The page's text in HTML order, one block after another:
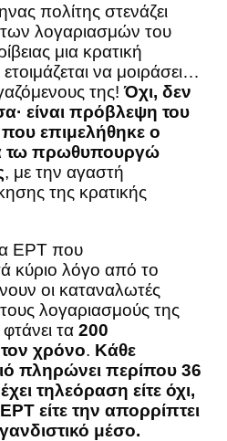
πολίτης στενάζει
λογαριασμών του
μια κρατική
να μοιράσει…
της!Όχι, δεν
είναι πρόβλεψη του
επιμελήθηκε ο
τω πρωθυπουργώ
, με την αγαστή
της κρατικής
ΕΡΤ που
κύριο λόγο από το
οι καταναλωτές
λογαριασμούς της
τα 200
χρόνο. Κάθε
πληρώνει περίπου 36
τηλεόραση είτε όχι,
είτε την απορρίπτει
μέσο.